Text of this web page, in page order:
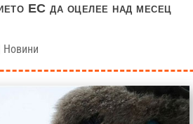
ЕС да оцелее над месец
Новини